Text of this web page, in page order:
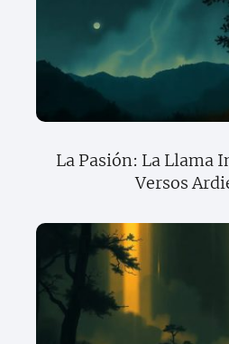
La Pasión: La Llama
Versos